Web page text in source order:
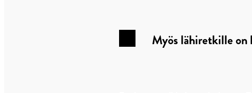
Myös lähiretkille on